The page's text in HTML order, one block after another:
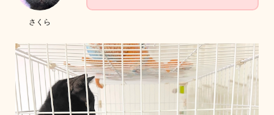
さくら